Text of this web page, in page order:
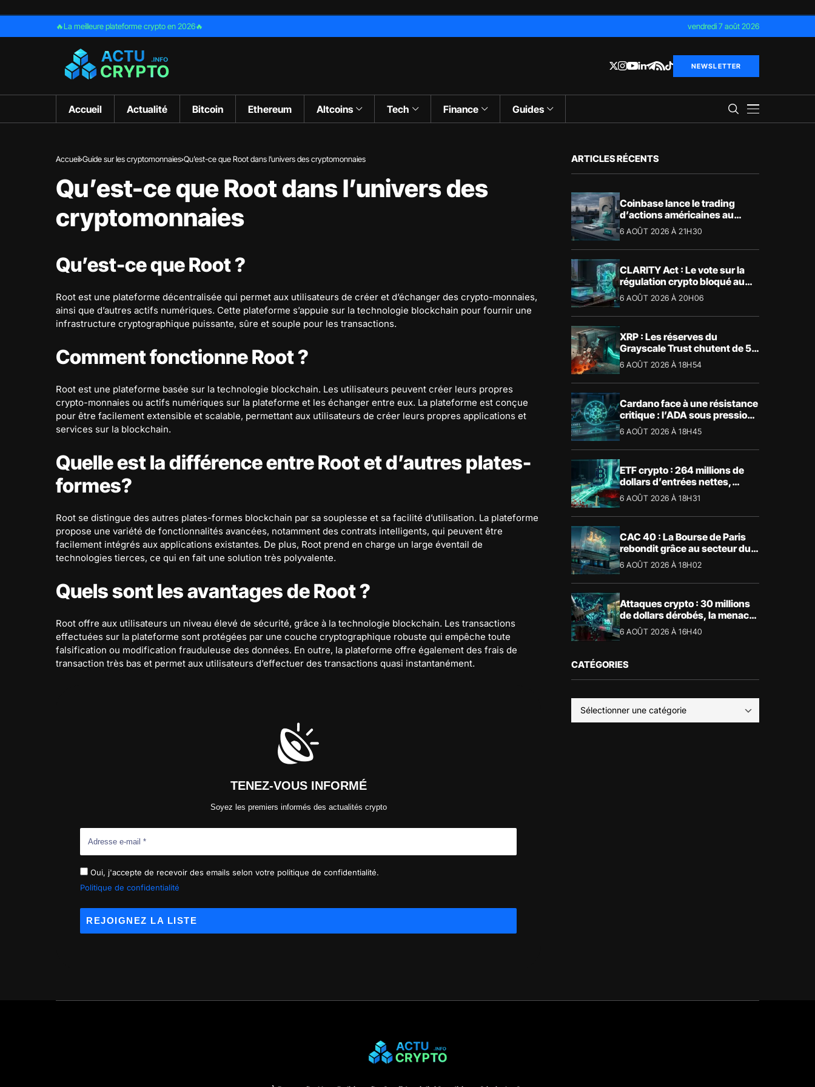
🔥La meilleure plateforme crypto en 2026🔥 vendredi 7 août 2026
NEWSLETTER
Accueil Actualité Bitcoin Ethereum Altcoins Tech Finance Guides
Accueil Guide sur les cryptomonnaies Qu’est-ce que Root dans l’univers des cryptomonnaies
Qu’est-ce que Root dans l’univers des
cryptomonnaies
Qu’est-ce que Root ?
Root est une plateforme décentralisée qui permet aux utilisateurs de créer et d’échanger des crypto-monnaies,
ainsi que d’autres actifs numériques. Cette plateforme s’appuie sur la technologie blockchain pour fournir une
infrastructure cryptographique puissante, sûre et souple pour les transactions.
Comment fonctionne Root ?
Root est une plateforme basée sur la technologie blockchain. Les utilisateurs peuvent créer leurs propres
crypto-monnaies ou actifs numériques sur la plateforme et les échanger entre eux. La plateforme est conçue
pour être facilement extensible et scalable, permettant aux utilisateurs de créer leurs propres applications et
services sur la blockchain.
Quelle est la différence entre Root et d’autres plates-
formes?
Root se distingue des autres plates-formes blockchain par sa souplesse et sa facilité d’utilisation. La plateforme
propose une variété de fonctionnalités avancées, notamment des contrats intelligents, qui peuvent être
facilement intégrés aux applications existantes. De plus, Root prend en charge un large éventail de
technologies tierces, ce qui en fait une solution très polyvalente.
Quels sont les avantages de Root ?
Root offre aux utilisateurs un niveau élevé de sécurité, grâce à la technologie blockchain. Les transactions
effectuées sur la plateforme sont protégées par une couche cryptographique robuste qui empêche toute
falsification ou modification frauduleuse des données. En outre, la plateforme offre également des frais de
transaction très bas et permet aux utilisateurs d’effectuer des transactions quasi instantanément.
TENEZ-VOUS INFORMÉ
Soyez les premiers informés des actualités crypto
Oui, j'accepte de recevoir des emails selon votre politique de confidentialité.
Politique de confidentialité
ARTICLES RÉCENTS
Coinbase lance le trading
d’actions américaines au
Royaume-Uni
6 AOÛT 2026 À 21H30
CLARITY Act : Le vote sur la
régulation crypto bloqué au
Sénat américain
6 AOÛT 2026 À 20H06
XRP : Les réserves du
Grayscale Trust chutent de 55
% suite aux rachats
6 AOÛT 2026 À 18H54
Cardano face à une résistance
critique : l’ADA sous pression
technique
6 AOÛT 2026 À 18H45
ETF crypto : 264 millions de
dollars d’entrées nettes,
Bitcoin et Ethereum dominent
6 AOÛT 2026 À 18H31
CAC 40 : La Bourse de Paris
rebondit grâce au secteur du
luxe
6 AOÛT 2026 À 18H02
Attaques crypto : 30 millions
de dollars dérobés, la menace
devient physique
6 AOÛT 2026 À 16H40
CATÉGORIES